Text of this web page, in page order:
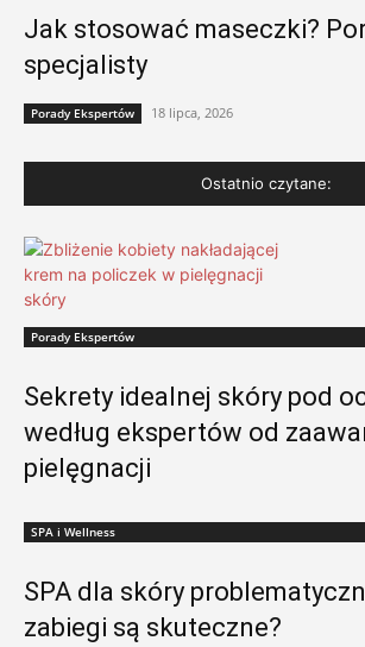
Jak stosować maseczki?
specjalisty
Porady Ekspertów 18 lipca, 2026
Ostatnio czytane:
Porady Ekspertów
Sekrety idealnej skóry pod
według ekspertów od
pielęgnacji
SPA i Wellness
SPA dla skóry
zabiegi są skuteczne?